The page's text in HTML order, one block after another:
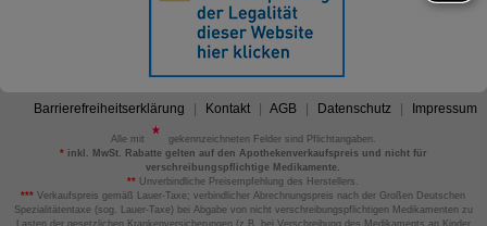
Barrierefreiheitserklärung Kontakt AGB Datenschutz Impressum
Alle mit
gekennzeichneten Felder sind Pflichtangaben.
*inkl. MwSt. Rabatte gelten auf den Apothekenverkaufspreis und nicht für
verschreibungspflichtige Medikamente.
** Unverbindliche Preisempfehlung des Herstellers.
*** Verkaufspreis gemäß Lauer-Taxe; verbindlicher Abrechnungspreis nach der Großen Deutschen
Spezialitätentaxe (sog. Lauer-Taxe) bei Abgabe von nicht verschreibungspflichtigen Medikamenten zu
Lasten der gesetzlichen Krankenversicherungen (z.B. bei Verschreibung des Medikaments an Kinder